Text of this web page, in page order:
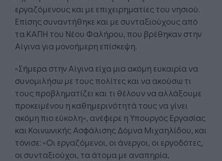
εργαζόμενους και με επιχειρηματίες του νησιού.
Επίσης συναντήθηκε και με συνταξιούχους από
τα ΚΑΠΗ του Νέου Φαλήρου, που βρέθηκαν στην
Αίγινα για μονοήμερη επίσκεψη.
«Σήμερα στην Αίγινα είχα μια ακόμη ευκαιρία να
συνομιλήσω με τους πολίτες και να ακούσω τι
τους προβληματίζει και τι θέλουν να αλλάξουμε
προκειμένου η καθημερινότητά τους να γίνει
ακόμη πιο εύκολη», ανέφερε η Υπουργός Εργασίας
και Κοινωνικής Ασφάλισης Δόμνα Μιχαηλίδου, και
τόνισε: «Οι εργαζόμενοι, οι άνεργοι, οι εργοδότες,
οι συνταξιούχοι, τα άτομα με αναπηρία,